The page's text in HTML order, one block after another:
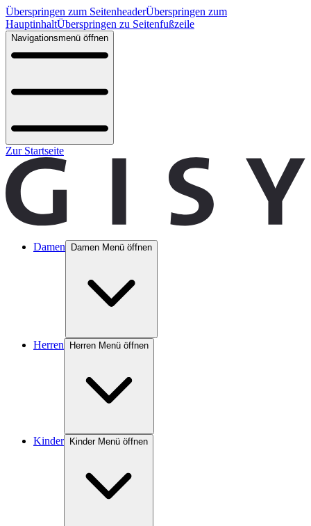
Überspringen zum SeitenheaderÜberspringen zum
HauptinhaltÜberspringen zu Seitenfußzeile
Navigationsmenü öffnen
Zur Startseite
Damen Damen Menü öffnen
Herren Herren Menü öffnen
Kinder Kinder Menü öffnen